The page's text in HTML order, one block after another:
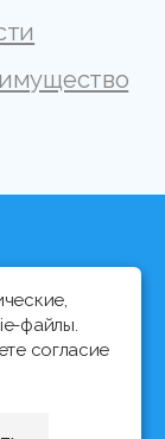
файлы.
согласие